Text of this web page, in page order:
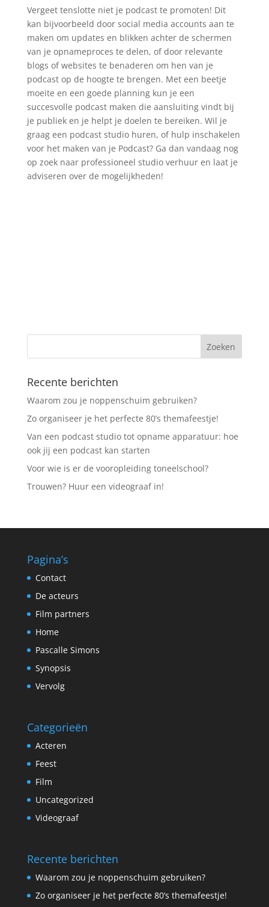
Vergeet tenslotte niet je podcast te promoten! Dit
kan bijvoorbeeld door social media accounts aan te
maken om updates en blikken achter de schermen
van je opnameproces te delen, of door relevante
blogs of websites te benaderen om hen van je
podcast op de hoogte te brengen. Met een beetje
moeite en een goede planning kun je een
succesvolle podcast maken die aansluiting vindt bij
je publiek en je helpt je doelen te bereiken. Wil je
graag een podcast studio huren, of hulp inschakelen
voor het maken van je Podcast? Ga dan vandaag nog
op zoek naar professioneel studio verhuur en laat je
adviseren over de mogelijkheden!
Recente berichten
Waarom zou je noppenschuim gebruiken?
Zo organiseer je het perfecte 80’s themafeestje!
Van een podcast studio tot opname apparatuur: hoe
ook jij een podcast kan starten
Voor wie is er de vooropleiding toneelschool?
Trouwen? Huur een videograaf in!
Pagina’s
Contact
De acteurs
Film partners
Home
Pascalle Simons
Synopsis
Vervolg
Categorieën
Acteren
Feest
Film
Uncategorized
Videograaf
Recente berichten
Waarom zou je noppenschuim gebruiken?
Zo organiseer je het perfecte 80’s themafeestje!